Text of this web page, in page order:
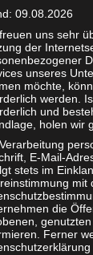
09.08.2026
uns sehr
der
unseres
möchte,
werden.
und
holen wir
E-Mail-
stets im
mit
die
Ferner